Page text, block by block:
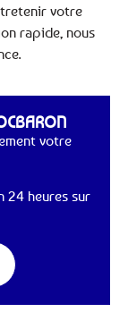
votre
rapide, nous
votre
24 heures sur